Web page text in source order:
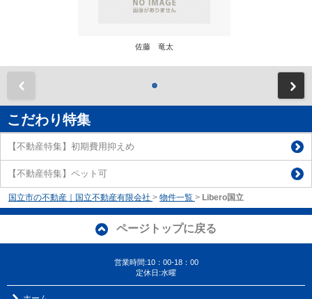
佐藤 竜太
こだわり特集
【不動産特集】初期費用抑えめ
【不動産特集】ペット可
国立市の不動産｜国立不動産有限会社 > 物件一覧 > Libero国立
ページトップに戻る
営業時間:10：00-18：00
定休日:水曜